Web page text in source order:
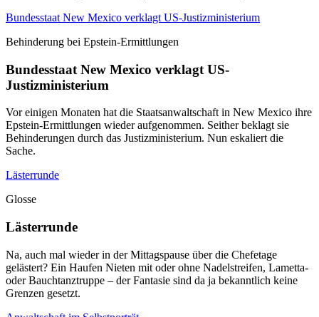
Bundesstaat New Mexico verklagt US-Justizministerium
Behinderung bei Epstein-Ermittlungen
Bundesstaat New Mexico verklagt US-
Justizministerium
Vor einigen Monaten hat die Staatsanwaltschaft in New Mexico ihre
Epstein-Ermittlungen wieder aufgenommen. Seither beklagt sie
Behinderungen durch das Justizministerium. Nun eskaliert die
Sache.
Lästerrunde
Glosse
Lästerrunde
Na, auch mal wieder in der Mittagspause über die Chefetage
gelästert? Ein Haufen Nieten mit oder ohne Nadelstreifen, Lametta-
oder Bauchtanztruppe – der Fantasie sind da ja bekanntlich keine
Grenzen gesetzt.